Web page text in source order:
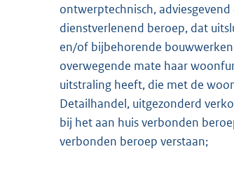
ontwerptechnisch,
dienstverlenend beroep, dat
en/of bijbehorende
overwegende mate haar
uitstraling heeft, die met de
Detailhandel, uitgezonderd
bij het aan huis verbonden
verbonden beroep verstaan;